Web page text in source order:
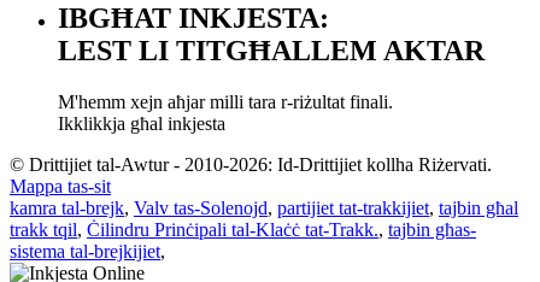
IBGĦAT INKJESTA:
LEST LI TITGĦALLEM AKTAR
M'hemm xejn aħjar milli tara r-riżultat finali.
Ikklikkja għal inkjesta
© Drittijiet tal-Awtur - 2010-2026: Id-Drittijiet kollha Riżervati.
Mappa tas-sit
kamra tal-brejk, Valv tas-Solenojd, partijiet tat-trakkijiet, tajbin għal
trakk tqil, Ċilindru Prinċipali tal-Klaċċ tat-Trakk., tajbin għas-
sistema tal-brejkijiet,